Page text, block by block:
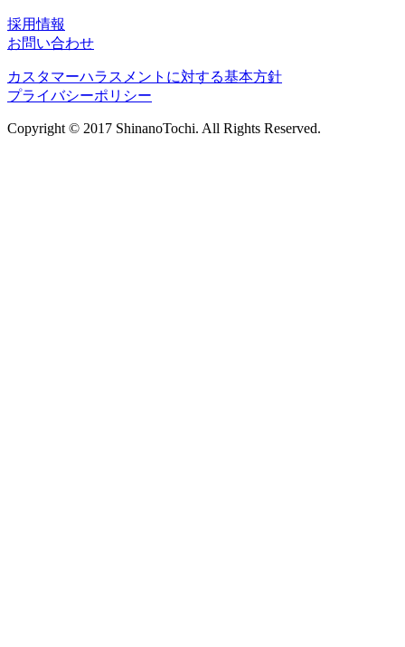
採用情報
お問い合わせ
カスタマーハラスメントに対する基本方針
プライバシーポリシー
Copyright © 2017 ShinanoTochi. All Rights Reserved.